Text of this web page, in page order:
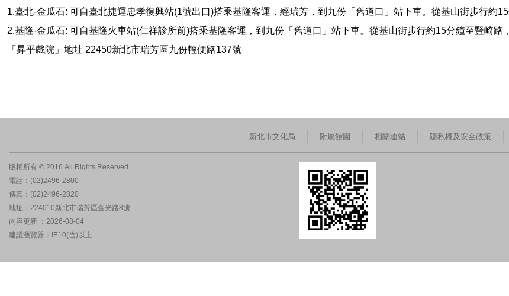
1.臺北-金瓜石: 可自臺北捷運忠孝復興站(1號出口)搭乘基隆客運，經瑞芳，到九份「舊道口」站下車。從基山街步行約
2.基隆-金瓜石: 可自基隆火車站(仁祥診所前)搭乘基隆客運，到九份「舊道口」站下車。從基山街步行約15分鐘至豎崎路
「昇平戲院」地址 22450新北市瑞芳區九份輕便路137號
新北市文化局 附屬館園 相關連結 隱私權及安全政策
版權所有 © 2016 All Rights Reserved.
電話：(02)2496-2800
傳真：(02)2496-2820
地址：224010新北市瑞芳區金光路8號
內容更新 ：2026-08-04
建議瀏覽器：IE10(含)以上